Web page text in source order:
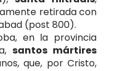
retirada con
(post 800).
en la provincia
santos mártires
que, por Cristo,